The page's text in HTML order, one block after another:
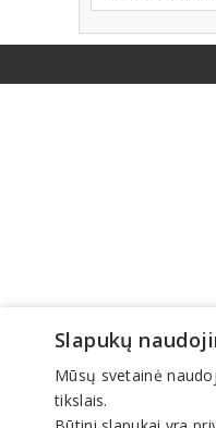
Slapukų
Mūsų svetainė
tikslais.